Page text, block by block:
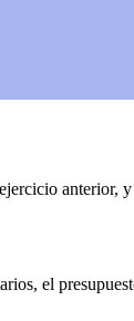
anterior,
el